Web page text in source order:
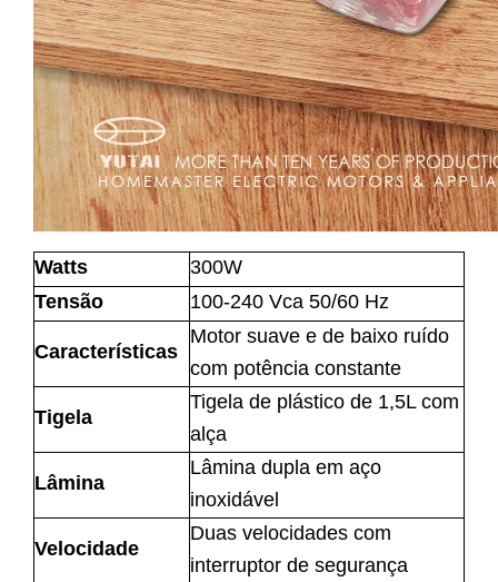
Watts
300W
Tensão
100-240 Vca 50/60 Hz
Características
Motor suave e de baixo ruído
com potência constante
Tigela
Tigela de plástico de 1,5L com
alça
Lâmina
Lâmina dupla em aço
inoxidável
Velocidade
Duas velocidades com
interruptor de segurança